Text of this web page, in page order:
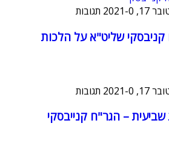
2021
-0 תגובות
שליט"א על הלכות
2021
-0 תגובות
שביעית – הגר"ח קנייבסקי